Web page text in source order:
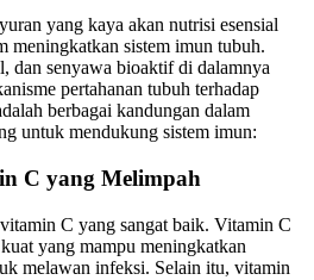
yang kaya akan nutrisi esensial
meningkatkan sistem imun tubuh.
dan senyawa bioaktif di dalamnya
pertahanan tubuh terhadap
berbagai kandungan dalam
untuk mendukung sistem imun:
C yang Melimpah
C yang sangat baik. Vitamin C
yang mampu meningkatkan
melawan infeksi. Selain itu, vitamin